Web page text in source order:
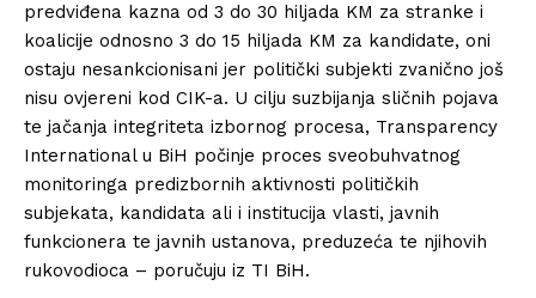
predviđena kazna od 3 do 30 hiljada KM za stranke i
koalicije odnosno 3 do 15 hiljada KM za kandidate, oni
ostaju nesankcionisani jer politički subjekti zvanično još
nisu ovjereni kod CIK-a. U cilju suzbijanja sličnih pojava
te jačanja integriteta izbornog procesa, Transparency
International u BiH počinje proces sveobuhvatnog
monitoringa predizbornih aktivnosti političkih
subjekata, kandidata ali i institucija vlasti, javnih
funkcionera te javnih ustanova, preduzeća te njihovih
rukovodioca – poručuju iz TI BiH.